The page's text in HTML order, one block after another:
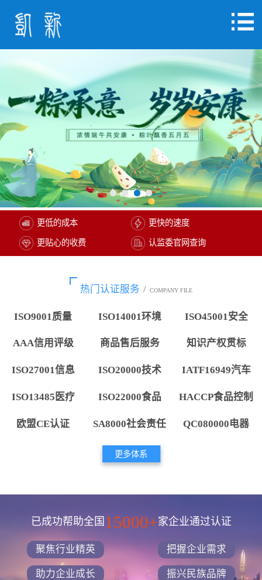
更低的成本 更快的速度
更贴心的收费 认监委官网查询
热门认证服务 / COMPANY FILE
ISO9001质量 ISO14001环境 ISO45001安全
AAA信用评级 商品售后服务 知识产权贯标
ISO27001信息 ISO20000技术 IATF16949汽车
ISO13485医疗 ISO22000食品 HACCP食品控制
欧盟CE认证 SA8000社会责任 QC080000电器
更多体系
已成功帮助全国 15000+家企业通过认证
聚焦行业精英 把握企业需求
助力企业成长 振兴民族品牌